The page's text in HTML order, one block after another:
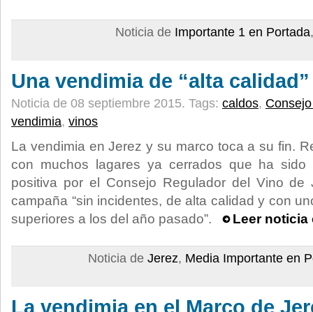
Noticia de Importante 1 en Portada
Una vendimia de “alta calidad”
Noticia de 08 septiembre 2015. Tags: caldos,
vendimia, vinos
La vendimia en Jerez y su marco toca a su fin.
con muchos lagares ya cerrados que ha sido
positiva por el Consejo Regulador del Vino
campaña “sin incidentes, de alta calidad y con
superiores a los del año pasado”.
Leer noticia
Noticia de Jerez, Media Importante en
La vendimia en el Marco de